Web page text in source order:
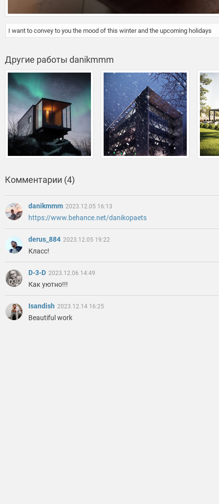
I want to convey to you the mood of this winter and the upcoming holidays
Другие работы danikmmm
Комментарии (4)
danikmmm 2023.12.05 16:13
https://www.behance.net/danikopaets
derus_884 2023.12.05 19:22
Класс!
D-3-D 2023.12.06 14:49
Как уютно!!!
Isandish 2023.12.14 16:25
Beautiful work